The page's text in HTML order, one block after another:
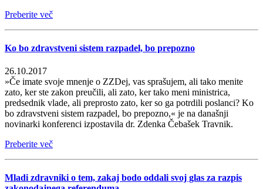
Preberite več
Ko bo zdravstveni sistem razpadel, bo prepozno
26.10.2017
»Če imate svoje mnenje o ZZDej, vas sprašujem, ali tako menite
zato, ker ste zakon preučili, ali zato, ker tako meni ministrica,
predsednik vlade, ali preprosto zato, ker so ga potrdili poslanci? Ko
bo zdravstveni sistem razpadel, bo prepozno,« je na današnji
novinarki konferenci izpostavila dr. Zdenka Čebašek Travnik.
Preberite več
Mladi zdravniki o tem, zakaj bodo oddali svoj glas za razpis